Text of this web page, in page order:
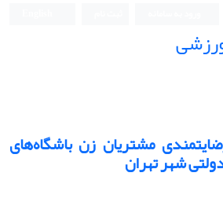
مشتریان زن باشگاه‌های
شهر تهران